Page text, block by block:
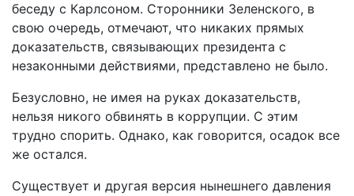
беседу с Карлсоном. Сторонники Зеленского, в
свою очередь, отмечают, что никаких прямых
доказательств, связывающих президента с
незаконными действиями, представлено не было.
Безусловно, не имея на руках доказательств,
нельзя никого обвинять в коррупции. С этим
трудно спорить. Однако, как говорится, осадок все
же остался.
Существует и другая версия нынешнего давления